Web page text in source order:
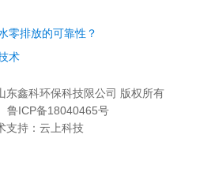
零排放的可靠性？
术
鑫科环保科技限公司 版权所有
鲁ICP备18040465号
支持：云上科技